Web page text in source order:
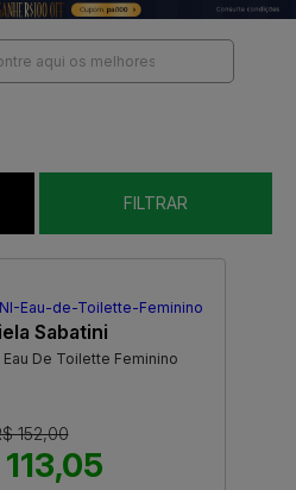
FILTRAR
Sabatini
De Toilette Feminino
152,00